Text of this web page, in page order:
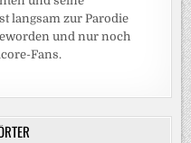
langsam zur Parodie
und nur noch
Fans.